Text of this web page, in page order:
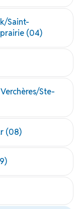
Saint-
(04)
Ste-
(08)